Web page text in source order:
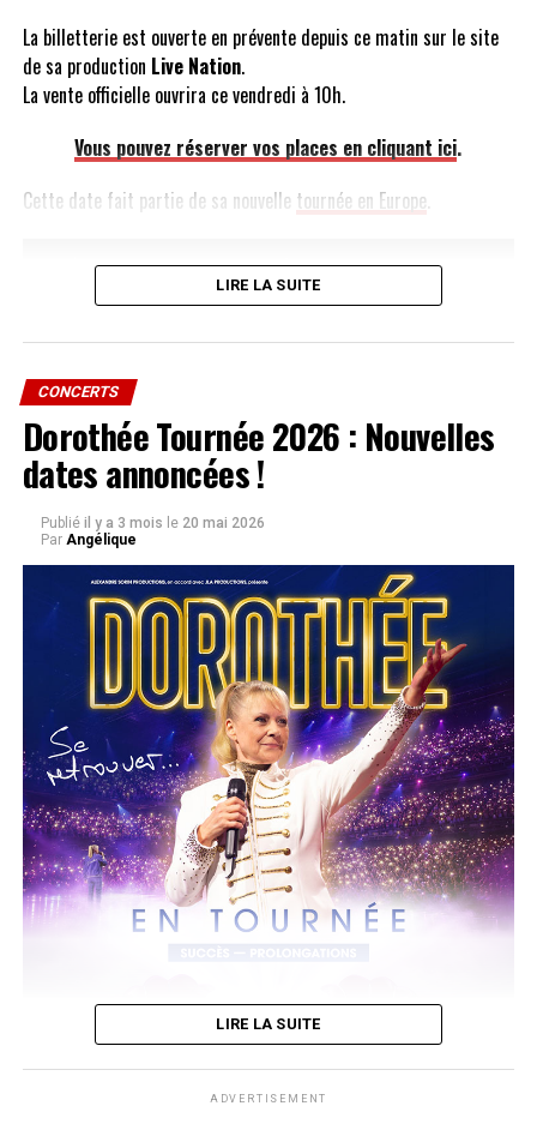
La Chanson du Bénévole pour les Enfoirés 2014 !
Kim Wilde, Wilde Winter Songbook son album de chanson
de Noël sort aujourd’hui !
La billetterie est ouverte en prévente depuis ce matin sur le site
de sa production Live Nation.
La vente officielle ouvrira ce vendredi à 10h.
Vous pouvez réserver vos places en cliquant ici.
Cette date fait partie de sa nouvelle tournée en Europe
A noter que son 4ème albumPrince of Piecesdont sa sortie est
prévue le 14 août.
LIRE LA SUITE
CONCERTS
Dorothée Tournée 2026 : Nouvelles
dates annoncées !
Publié il y a 3 mois le 20 mai 2026
Par Angélique
LIRE LA SUITE
ADVERTISEMENT